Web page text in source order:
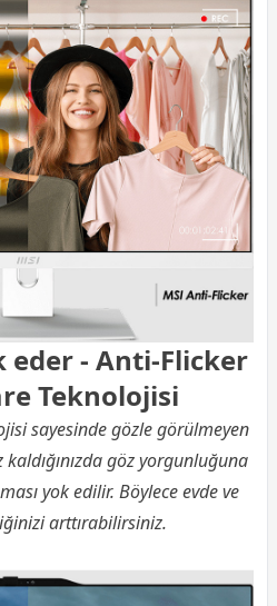
eder - Anti-Flicker
Teknolojisi
sayesinde gözle görülmeyen
göz yorgunluğuna
yok edilir. Böylece evde ve
arttırabilirsiniz.